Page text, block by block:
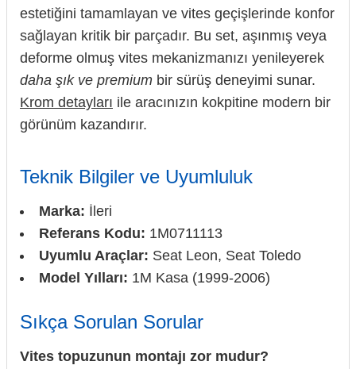
estetiğini tamamlayan ve vites geçişlerinde konfor
sağlayan kritik bir parçadır. Bu set, aşınmış veya
deforme olmuş vites mekanizmanızı yenileyerek
daha şık ve premium bir sürüş deneyimi sunar.
Krom detayları ile aracınızın kokpitine modern bir
görünüm kazandırır.
Teknik Bilgiler ve Uyumluluk
Marka: İleri
Referans Kodu: 1M0711113
Uyumlu Araçlar: Seat Leon, Seat Toledo
Model Yılları: 1M Kasa (1999-2006)
Sıkça Sorulan Sorular
Vites topuzunun montajı zor mudur?